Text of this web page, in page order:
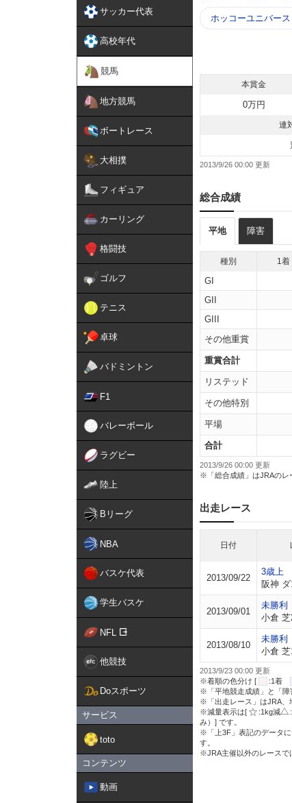
サッカー代表
高校年代
競馬
地方競馬
ボートレース
大相撲
フィギュア
カーリング
格闘技
ゴルフ
テニス
卓球
バドミントン
F1
バレーボール
ラグビー
陸上
Bリーグ
NBA
バスケ代表
学生バスケ
NFL
他競技
Doスポーツ
サービス
toto
コンテンツ
動画
ホッコーユニバー
本賞金
0万円
連
2013/9/26 00:00
総合成績
平地 障害
種別 1着
GI
GII
GIII
その他重賞
重賞合計
リステッド
その他特別
平場
合計
2013/9/26 00:00 更新
※「総合成績」はJRAのレ
出走レース
日付
2013/09/22
3歳上
阪神
2013/09/01
未勝利
小倉
2013/08/10
未勝利
小倉
2013/9/23 00:00 更新
※着順の色分け [
:1着
※「平地競走成績」と「障
※「出走レース」はJRA、
※減量表示は[
:1kg減
み）] です。
※「上3F」表記のデータ
す。
※JRA主催以外のレースで